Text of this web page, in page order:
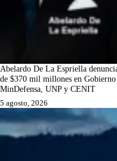
Abelardo De La Espriella
de $370 mil millones en
MinDefensa, UNP y CENIT
5 agosto, 2026